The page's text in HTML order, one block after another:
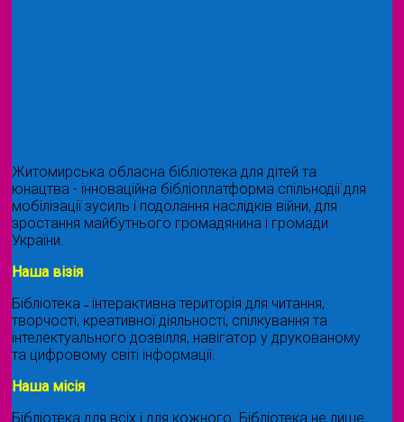
Житомирська обласна бібліотека для дітей та
юнацтва - інноваційна бібліоплатформа спільнодії для
мобілізації зусиль і подолання наслідків війни, для
зростання майбутнього громадянина і громади
України.
Наша візія
Бібліотека ˗ інтерактивна територія для читання,
творчості, креативної діяльності, спілкування та
інтелектуального дозвілля, навігатор у друкованому
та цифровому світі інформації.
Наша місія
Бібліотека для всіх і для кожного. Бібліотека не лише